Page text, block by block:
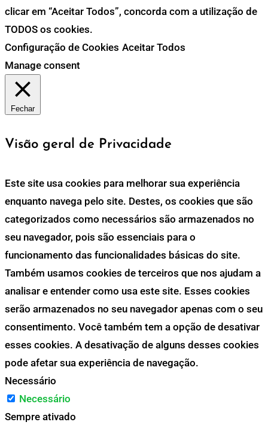
clicar em “Aceitar Todos”, concorda com a utilização de
TODOS os cookies.
Configuração de Cookies Aceitar Todos
Manage consent
Fechar
Visão geral de Privacidade
Este site usa cookies para melhorar sua experiência
enquanto navega pelo site. Destes, os cookies que são
categorizados como necessários são armazenados no
seu navegador, pois são essenciais para o
funcionamento das funcionalidades básicas do site.
Também usamos cookies de terceiros que nos ajudam a
analisar e entender como usa este site. Esses cookies
serão armazenados no seu navegador apenas com o seu
consentimento. Você também tem a opção de desativar
esses cookies. A desativação de alguns desses cookies
pode afetar sua experiência de navegação.
Necessário
Necessário
Sempre ativado